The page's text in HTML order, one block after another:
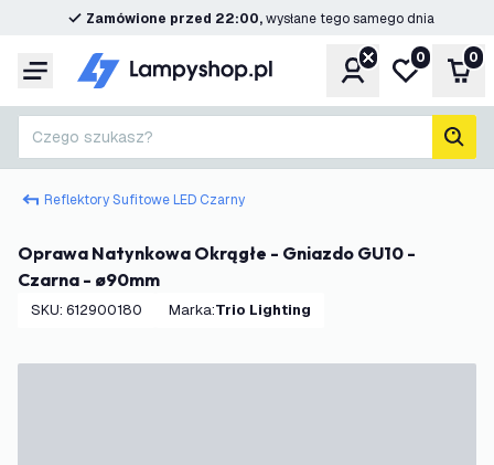
Zamówione przed 22:00,wysłane tego samego dnia
Menu KontoMoja lista
0 0
Czego szukasz?
Reflektory Sufitowe LED Czarny
Oprawa Natynkowa Okrągłe - Gniazdo GU10 -
Czarna - ø90mm
SKU: 612900180 Marka: Trio Lighting